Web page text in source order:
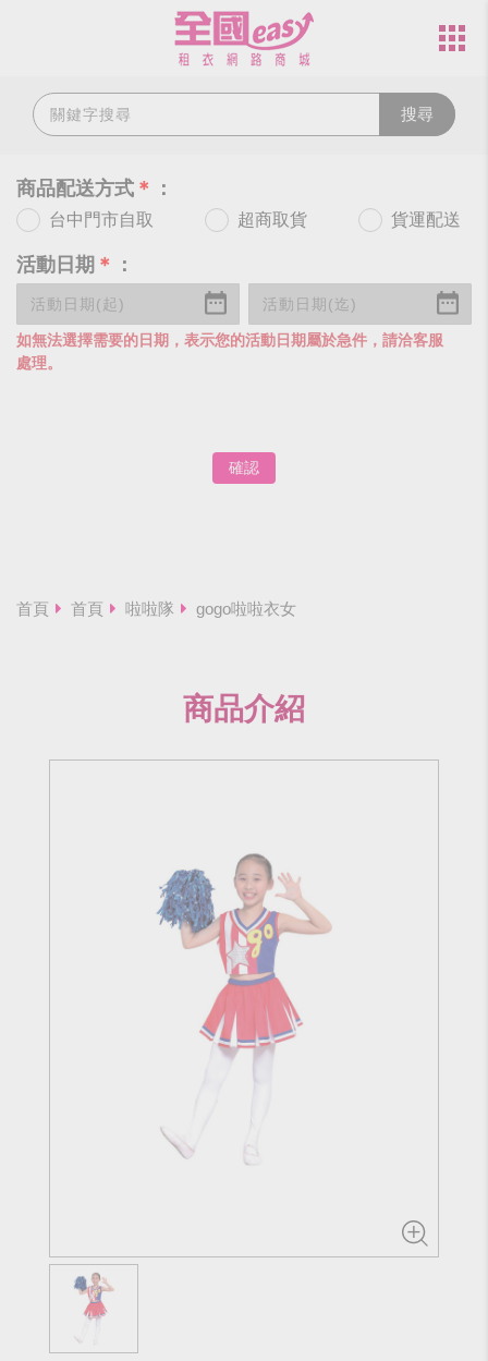
搜尋
商品配送方式 ＊ ：
台中門市自取 超商取貨 貨運配送
活動日期 ＊ ：
如無法選擇需要的日期，表示您的活動日期屬於急件，請洽客服
處理。
確認
首頁 首頁 啦啦隊 gogo啦啦衣女
商品介紹